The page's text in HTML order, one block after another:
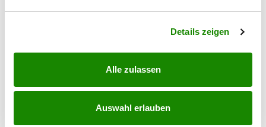
Details zeigen
Alle zulassen
Auswahl erlauben
Straßenbahn
Bahnhof